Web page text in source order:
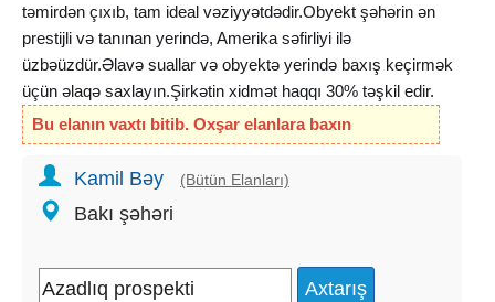
təmirdən çıxıb, tam ideal vəziyyətdədir.Obyekt şəhərin ən
prestijli və tanınan yerində, Amerika səfirliyi ilə
üzbəüzdür.Əlavə suallar və obyektə yerində baxış keçirmək
üçün əlaqə saxlayın.Şirkətin xidmət haqqı 30% təşkil edir.
Bu elanın vaxtı bitib. Oxşar elanlara baxın
Kamil Bəy (Bütün Elanları)
Bakı şəhəri